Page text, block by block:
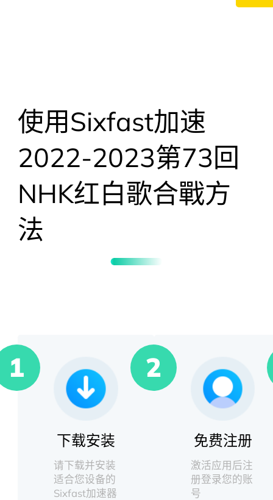
使用Sixfast加速
2022-2023第73回
NHK红白歌合戰方
法
1
下载安装
请下载并安装
适合您设备的
Sixfast加速器
2
免费注册
激活应用后注
册登录您的账
号